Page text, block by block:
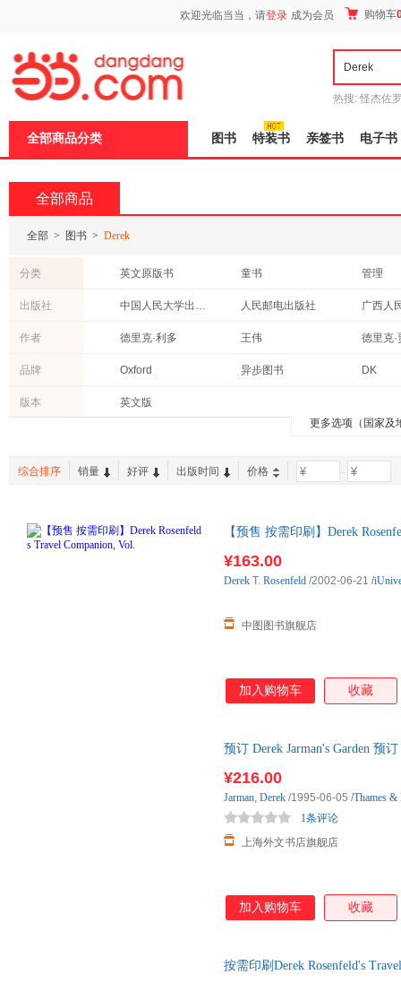
欢迎光临当当，请登录 成为会员 购物车
热搜: 怪杰佐
全部商品分类 图书 特装书 亲签书 电子书
全部商品
全部 > 图书 > Derek
分类 英文原版书 童书
管理
文学
自然科学
经济
青春文学
保健/养生
法律
旅游/地图
日文原
出版社 中国人民大学出版社 人民邮电出版社
广西人
清华大学出版社
电子工
中国友谊出版社
未来出版社
中国水利水电出版社
中信出
作者 德里克·利多 王伟
德里克·
汤普森
严伟
德雷克·
品牌 Oxford 异步图书 DK
版本
英文版
更多选项（国家及
综合排序 销量 好评 出版时间 价格 -
【预售 按需印刷】Derek
¥163.00
中图图书旗舰店
Derek T. Rosenfeld /2002-06-21 /
加入购物车 收藏
预订 Derek Jarman's Garden 预
¥216.00
上海外文书店旗舰店
1条评论
Jarman, Derek /1995-06-05 /Thames &
加入购物车 收藏
按需印刷Derek Rosenfeld's
页
加